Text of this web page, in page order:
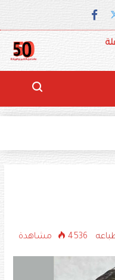
4536 مشاهدة